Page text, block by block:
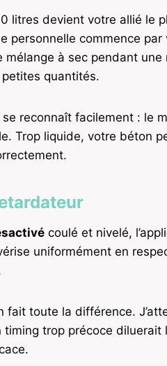
litres devient votre allié le
personnelle commence
à sec pendant
petites quantités.
reconnaît facilement : le
Trop liquide, votre béton
coulé et nivelé,
uniformément en
fait toute la différence.
trop précoce diluerait